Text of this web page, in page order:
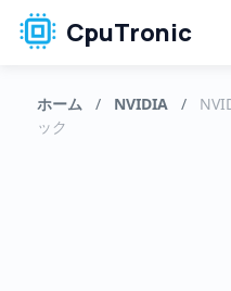
CpuTronic
ホーム / NVIDIA /
ック